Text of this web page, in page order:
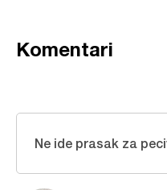
Komentari
Ne ide prasak za